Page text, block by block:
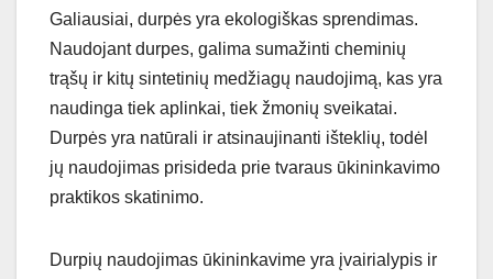
Galiausiai, durpės yra ekologiškas sprendimas.
Naudojant durpes, galima sumažinti cheminių
trąšų ir kitų sintetinių medžiagų naudojimą, kas yra
naudinga tiek aplinkai, tiek žmonių sveikatai.
Durpės yra natūrali ir atsinaujinanti išteklių, todėl
jų naudojimas prisideda prie tvaraus ūkininkavimo
praktikos skatinimo.
Durpių naudojimas ūkininkavime yra įvairialypis ir